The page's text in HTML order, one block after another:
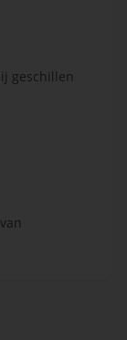
geschillen